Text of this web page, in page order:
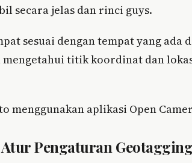
secara jelas dan rinci guys.
sesuai dengan tempat yang ada
titik koordinat dan
aplikasi Open
Pengaturan Geotagging